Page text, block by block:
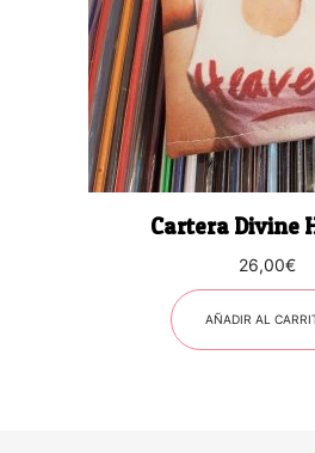
Cartera Divine
26,00€
AÑADIR AL